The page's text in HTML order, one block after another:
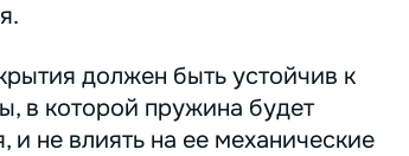
должен быть устойчив к
в которой пружина будет
и не влиять на ее механические